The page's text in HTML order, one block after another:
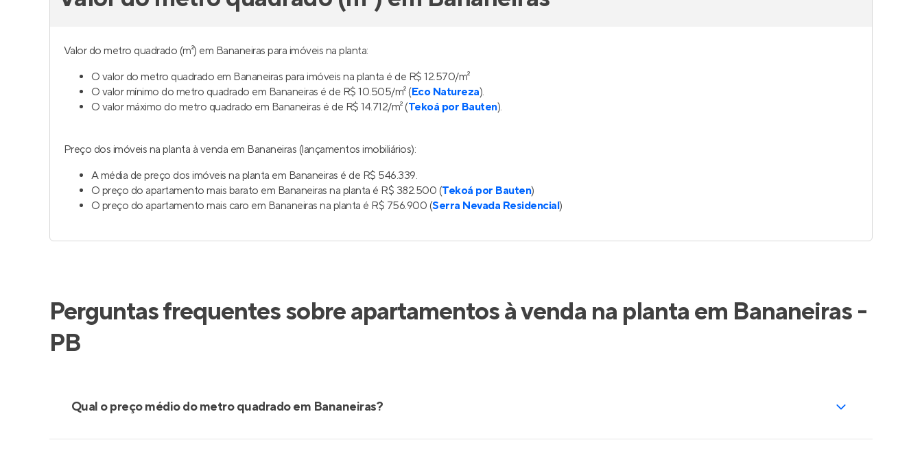
Valor do metro quadrado (m²) em Bananeiras para imóveis na planta:
O valor do metro quadrado em Bananeiras para imóveis na planta é de R$ 12.570/m²
O valor mínimo do metro quadrado em Bananeiras é de R$ 10.505/m² (Eco Natureza).
O valor máximo do metro quadrado em Bananeiras é de R$ 14.712/m² (Tekoá por Bauten).
Preço dos imóveis na planta à venda em Bananeiras (lançamentos imobiliários):
A média de preço dos imóveis na planta em Bananeiras é de R$ 546.339.
O preço do apartamento mais barato em Bananeiras na planta é R$ 382.500 (Tekoá por Bauten)
O preço do apartamento mais caro em Bananeiras na planta é R$ 756.900 (Serra Nevada Residencial)
Perguntas frequentes sobre apartamentos à venda na planta em Bananeiras -
PB
Qual o preço médio do metro quadrado em Bananeiras?